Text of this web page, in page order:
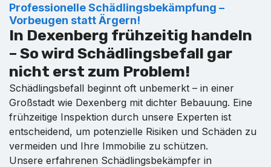
Professionelle Schädlingsbekämpfung –
Vorbeugen statt Ärgern!
In Dexenberg frühzeitig handeln
– So wird Schädlingsbefall gar
nicht erst zum Problem!
Schädlingsbefall beginnt oft unbemerkt – in einer
Großstadt wie Dexenberg mit dichter Bebauung. Eine
frühzeitige Inspektion durch unsere Experten ist
entscheidend, um potenzielle Risiken und Schäden zu
vermeiden und Ihre Immobilie zu schützen.
Unsere erfahrenen Schädlingsbekämpfer in